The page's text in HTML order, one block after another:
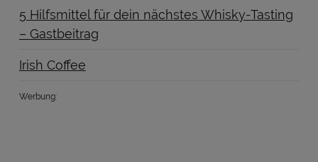
5 Hilfsmittel für dein nächstes Whisky-Tasting
– Gastbeitrag
Irish Coffee
Werbung: